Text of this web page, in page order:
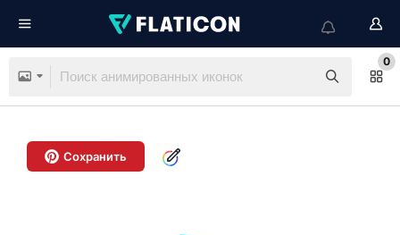
0
Сохранить